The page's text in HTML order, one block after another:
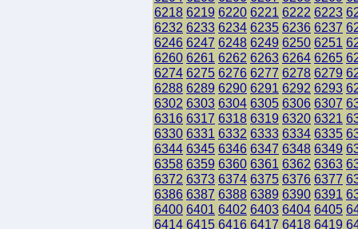
6218 6219 6220 6221 6222 6223
6232 6233 6234 6235 6236 6237
6246 6247 6248 6249 6250 6251
6260 6261 6262 6263 6264 6265
6274 6275 6276 6277 6278 6279
6288 6289 6290 6291 6292 6293
6302 6303 6304 6305 6306 6307
6316 6317 6318 6319 6320 6321
6330 6331 6332 6333 6334 6335
6344 6345 6346 6347 6348 6349
6358 6359 6360 6361 6362 6363
6372 6373 6374 6375 6376 6377
6386 6387 6388 6389 6390 6391
6400 6401 6402 6403 6404 6405
6414 6415 6416 6417 6418 6419